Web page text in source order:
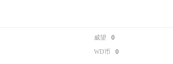
威望
0
WD币 0